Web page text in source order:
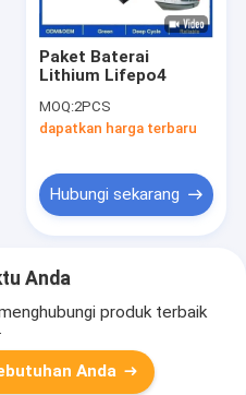
Paket Baterai
Lithium Lifepo4
MOQ:2PCS
dapatkan harga terbaru
Hubungi sekarang
Anda
produk terbaik
Anda